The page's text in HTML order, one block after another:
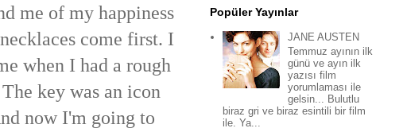
me of my happiness
come first. I
when I had a rough
key was an icon
now I'm going to
Popüler Yayınlar
JANE AUSTEN
Temmuz ayının ilk
günü ve ayın ilk
yazısı film
yorumlaması ile
gelsin... Bulutlu
biraz gri ve biraz esintili bir film
ile. Ya...